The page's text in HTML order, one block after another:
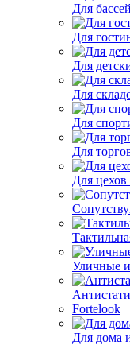
Для
Для
Для
Для
Для
Для
Для
Уличные
Fortelook
Для дома